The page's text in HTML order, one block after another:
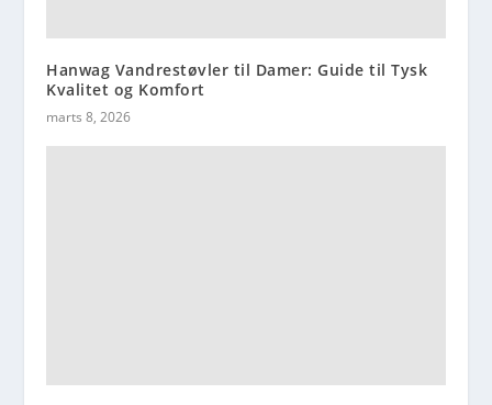
Hanwag Vandrestøvler til Damer: Guide til Tysk
Kvalitet og Komfort
marts 8, 2026